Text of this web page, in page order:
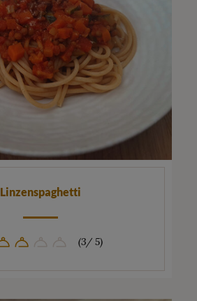
Linzenspaghetti
(3/ 5)